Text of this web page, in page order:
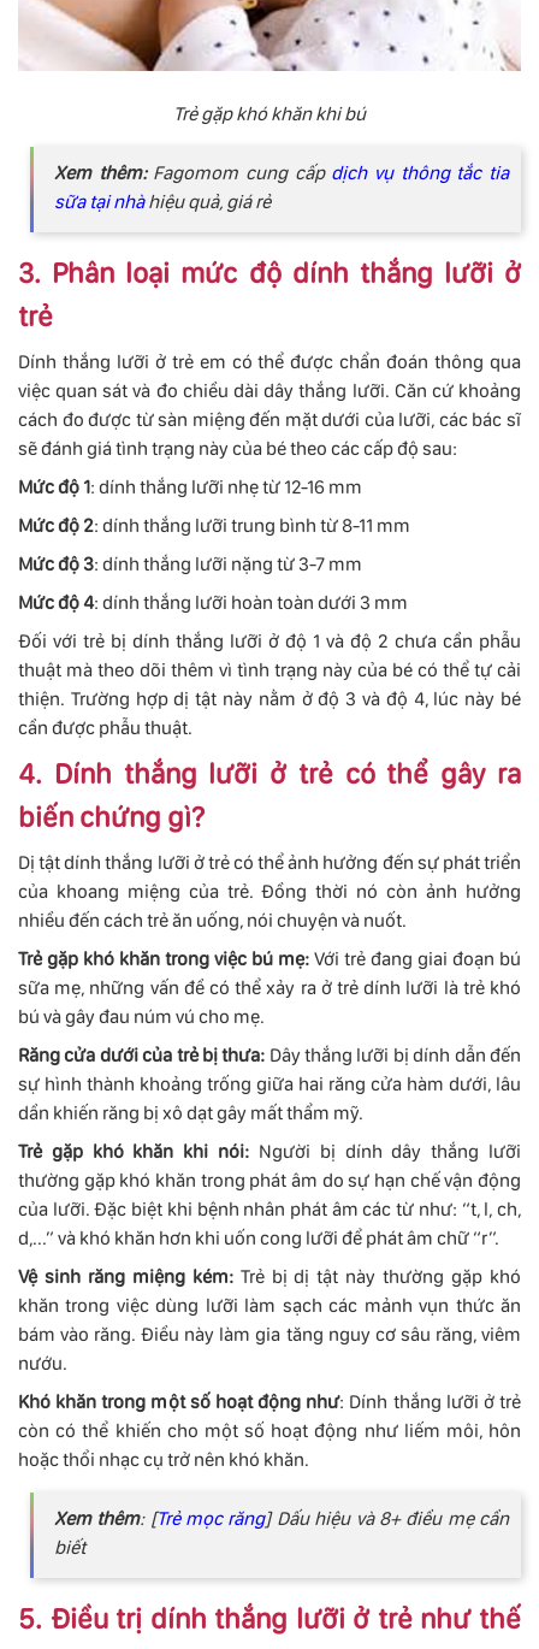
Trẻ gặp khó khăn khi bú
Xem thêm:Fagomom cung cấp dịch vụ thông tắc tia
sữa tại nhàhiệu quả, giá rẻ
3. Phân loại mức độ dính thắng lưỡi ở
trẻ
Dính thắng lưỡi ở trẻ em có thể được chẩn đoán thông qua
việc quan sát và đo chiều dài dây thắng lưỡi. Căn cứ khoảng
cách đo được từ sàn miệng đến mặt dưới của lưỡi, các bác sĩ
sẽ đánh giá tình trạng này của bé theo các cấp độ sau:
Mức độ 1: dính thắng lưỡi nhẹ từ 12-16 mm
Mức độ 2: dính thắng lưỡi trung bình từ 8-11 mm
Mức độ 3: dính thắng lưỡi nặng từ 3-7 mm
Mức độ 4: dính thắng lưỡi hoàn toàn dưới 3 mm
Đối với trẻ bị dính thắng lưỡi ở độ 1 và độ 2 chưa cần phẫu
thuật mà theo dõi thêm vì tình trạng này của bé có thể tự cải
thiện. Trường hợp dị tật này nằm ở độ 3 và độ 4, lúc này bé
cần được phẫu thuật.
4. Dính thắng lưỡi ở trẻ có thể gây ra
biến chứng gì?
Dị tật dính thắng lưỡi ở trẻ có thể ảnh hưởng đến sự phát triển
của khoang miệng của trẻ. Đồng thời nó còn ảnh hưởng
nhiều đến cách trẻ ăn uống, nói chuyện và nuốt.
Trẻ gặp khó khăn trong việc bú mẹ: Với trẻ đang giai đoạn bú
sữa mẹ, những vấn đề có thể xảy ra ở trẻ dính lưỡi là trẻ khó
bú và gây đau núm vú cho mẹ.
Răng cửa dưới của trẻ bị thưa: Dây thắng lưỡi bị dính dẫn đến
sự hình thành khoảng trống giữa hai răng cửa hàm dưới, lâu
dần khiến răng bị xô dạt gây mất thẩm mỹ.
Trẻ gặp khó khăn khi nói: Người bị dính dây thắng lưỡi
thường gặp khó khăn trong phát âm do sự hạn chế vận động
của lưỡi. Đặc biệt khi bệnh nhân phát âm các từ như: “t, l, ch,
d,...” và khó khăn hơn khi uốn cong lưỡi để phát âm chữ “r”.
Vệ sinh răng miệng kém:Trẻ bị dị tật này thường gặp khó
khăn trong việc dùng lưỡi làm sạch các mảnh vụn thức ăn
bám vào răng. Điều này làm gia tăng nguy cơ sâu răng, viêm
nướu.
Khó khăn trong một số hoạt động như: Dính thắng lưỡi ở trẻ
còn có thể khiến cho một số hoạt động như liếm môi, hôn
hoặc thổi nhạc cụ trở nên khó khăn.
Xem thêm: [Trẻ mọc răng] Dấu hiệu và 8+ điều mẹ cần
biết
5. Điều trị dính thắng lưỡi ở trẻ như thế